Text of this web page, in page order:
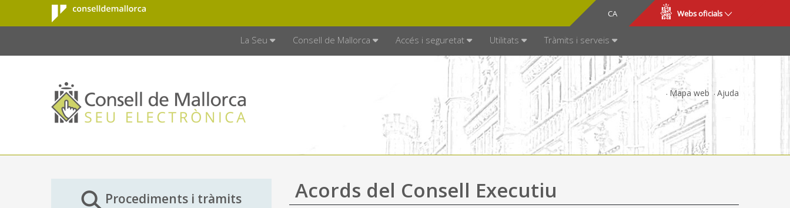
Salta al contingut principal
Consell de
Mallorca
CA
ES Webs oficials
La Seu Consell de Mallorca Accés i seguretat Utilitats Tràmits i serveis
Mapa web Ajuda
Procediments i tràmits Acords del Consell Executiu